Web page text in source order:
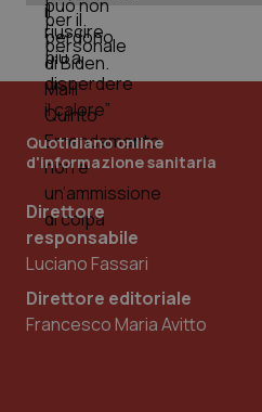
Quotidiano online
d'informazione sanitaria
Direttore
responsabile
Luciano Fassari
Direttore editoriale
Francesco Maria Avitto